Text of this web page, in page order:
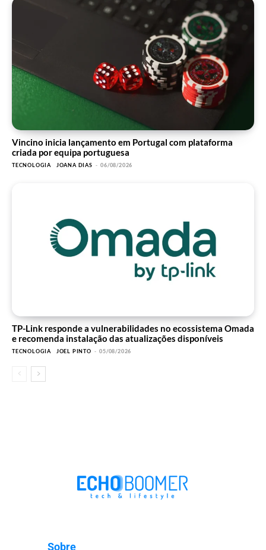
Vincino inicia lançamento em Portugal com plataforma
criada por equipa portuguesa
TECNOLOGIA JOANA DIAS - 06/08/2026
TP-Link responde a vulnerabilidades no ecossistema Omada
e recomenda instalação das atualizações disponíveis
TECNOLOGIA JOEL PINTO - 05/08/2026
Sobre